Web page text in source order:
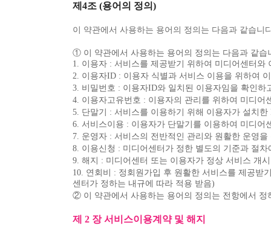
제4조 (용어의 정의)
이 약관에서 사용하는 용어의 정의는 다음과 같습니
① 이 약관에서 사용하는 용어의 정의는 다음과 같습
1. 이용자 : 서비스를 제공받기 위하여 미디어센터와
2. 이용자ID : 이용자 식별과 서비스 이용을 위하여
3. 비밀번호 : 이용자ID와 일치된 이용자임을 확인
4. 이용자고유번호 : 이용자의 관리를 위하여 미디
5. 단말기 : 서비스를 이용하기 위해 이용자가 설치
6. 서비스이용 : 이용자가 단말기를 이용하여 미디
7. 운영자 : 서비스의 전반적인 관리와 원활한 운영
8. 이용신청 : 미디어센터가 정한 별도의 기준과 절
9. 해지 : 미디어센터 또는 이용자가 정상 서비스 개
10. 연회비 : 정회원가입 후 원활한 서비스를 제공받
센터가 정하는 내규에 따라 적용 받음)
② 이 약관에서 사용하는 용어의 정의는 전항에서
제 2 장 서비스이용계약 및 해지